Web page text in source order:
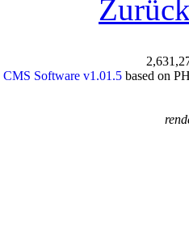
Software v1.01.5based on